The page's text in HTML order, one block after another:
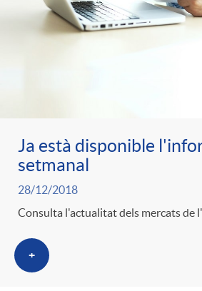
Ja està disponible
setmanal
28/12/2018
Consulta l'actualitat dels mercats de
+